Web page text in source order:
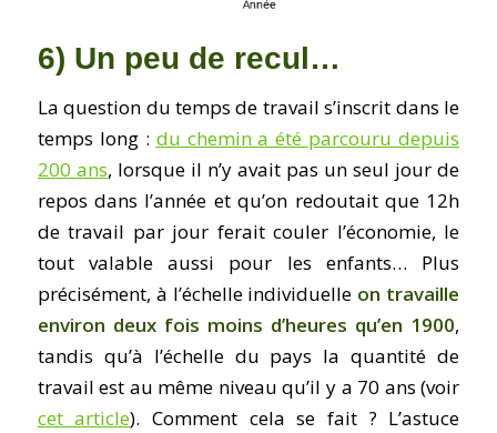
6) Un peu de recul…
La question du temps de travail s’inscrit dans le
temps long : du chemin a été parcouru depuis
200 ans, lorsque il n’y avait pas un seul jour de
repos dans l’année et qu’on redoutait que 12h
de travail par jour ferait couler l’économie, le
tout valable aussi pour les enfants… Plus
précisément, à l’échelle individuelle on travaille
environ deux fois moins d’heures qu’en 1900,
tandis qu’à l’échelle du pays la quantité de
travail est au même niveau qu’il y a 70 ans (voir
cet article). Comment cela se fait ? L’astuce